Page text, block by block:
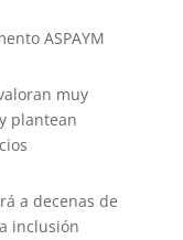
ASPAYM
muy
plantean
a decenas de
inclusión